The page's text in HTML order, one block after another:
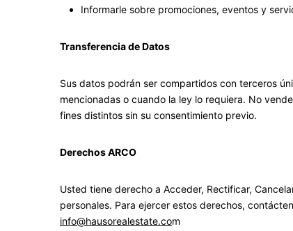
Informarle sobre promociones, eventos y
Transferencia de Datos
Sus datos podrán ser compartidos con terceros
mencionadas o cuando la ley lo requiera. No
fines distintos sin su consentimiento previo.
Derechos ARCO
Usted tiene derecho a Acceder, Rectificar,
personales. Para ejercer estos derechos,
info@hausorealestate.com